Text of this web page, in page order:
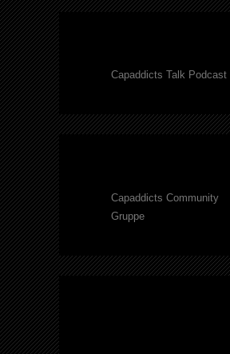
Capaddicts Talk Podcast
Capaddicts Community
Gruppe